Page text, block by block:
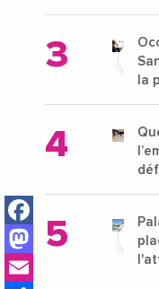
Facebook
Mastodon
la